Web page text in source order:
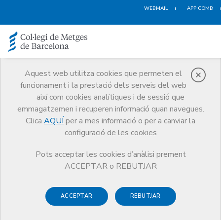
WEBMAIL APP COMB
Aquest web utilitza cookies que permeten el
funcionament i la prestació dels serveis del web
així com cookies analítiques i de sessió que
emmagatzemen i recuperen informació quan navegues.
Clica AQUÍ per a mes informació o per a canviar la
configuració de les cookies
Pots acceptar les cookies d’anàlisi prement
ACCEPTAR o REBUTJAR
ACCEPTAR REBUTJAR
Notícies
Comunicació
Notícies
ComBxClima. Crisi climàtica i salut planetària: Metges i metgesses
passem a l'acció. Disponibles els vídeos de la sessió